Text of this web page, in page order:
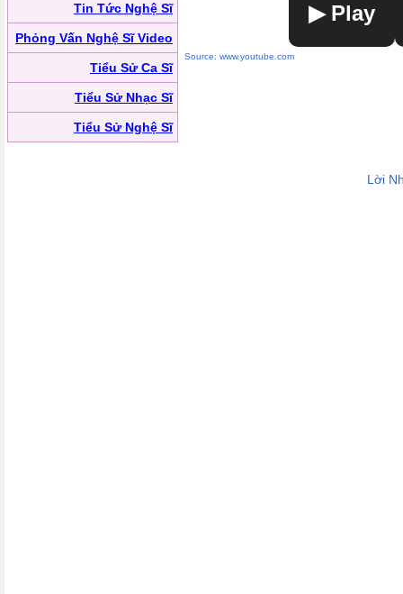
Tin Tức Nghệ Sĩ
Phỏng Vấn Nghệ Sĩ Video
Tiểu Sử Ca Sĩ
Tiểu Sử Nhạc Sĩ
Tiểu Sử Nghệ Sĩ
▶ Play
Source: www.youtube.com
Lời